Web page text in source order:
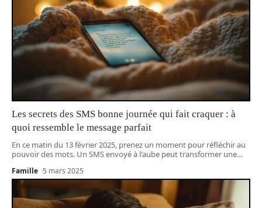
Les secrets des SMS bonne journée qui fait craquer : à
quoi ressemble le message parfait
En ce matin du 13 février 2025, prenez un moment pour réfléchir au
pouvoir des mots. Un SMS envoyé à l'aube peut transformer une…
Famille 5 mars 2025